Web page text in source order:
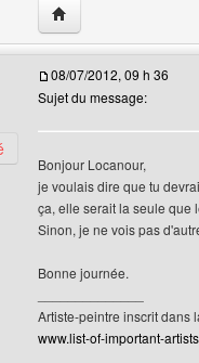
Visiter le site web
de l'utilisateur
08/07/2012, 09 h 36
Sujet du message:
Bonjour Locanour,
je voulais dire que tu
ça, elle serait la seule que
Sinon, je ne vois pas
Bonne journée.
Artiste-peintre inscrit dans
www.list-of-important-